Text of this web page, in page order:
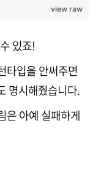
view raw
있죠!
입을 안써주면
명시해줬습니다.
은 아예 실패하게